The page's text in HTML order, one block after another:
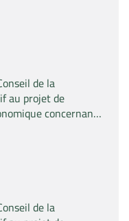
de la
au projet de
concernant
par la
SAS » des actifs
Rilutek » et «
la société « Sanofi
de la